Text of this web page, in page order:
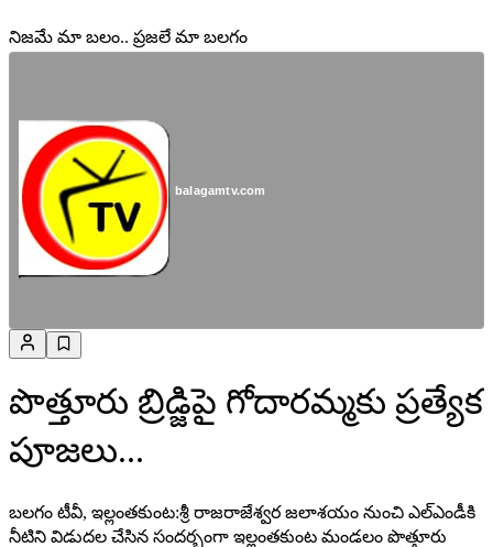
నిజమే మా బలం.. ప్రజలే మా బలగం
balagamtv.com
పొత్తూరు బ్రిడ్జిపై గోదారమ్మకు ప్రత్యేక
పూజలు...
బలగం టీవీ, ఇల్లంతకుంట:శ్రీ రాజరాజేశ్వర జలాశయం నుంచి ఎల్‌ఎండీకి
నీటిని విడుదల చేసిన సందర్భంగా ఇల్లంతకుంట మండలం పొత్తూరు